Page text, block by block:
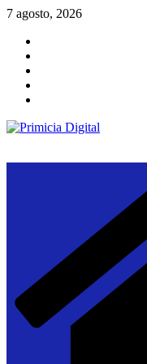
Saltar
contenido
7 agosto, 2026